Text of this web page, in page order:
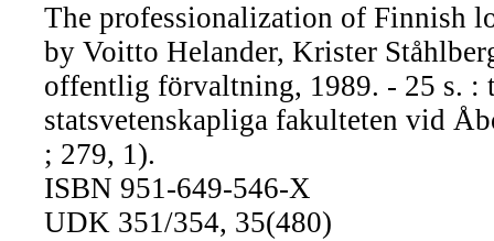
The professionalization of Finnish
by Voitto Helander, Krister
offentlig förvaltning, 1989. - 25 s. :
statsvetenskapliga fakulteten vid
; 279, 1).
ISBN 951-649-546-X
UDK 351/354, 35(480)